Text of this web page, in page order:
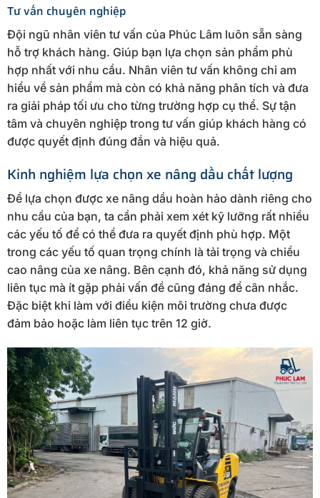
Tư vấn chuyên nghiệp
Đội ngũ nhân viên tư vấn của Phúc Lâm luôn sẵn sàng
hỗ trợ khách hàng. Giúp bạn lựa chọn sản phẩm phù
hợp nhất với nhu cầu. Nhân viên tư vấn không chỉ am
hiểu về sản phẩm mà còn có khả năng phân tích và đưa
ra giải pháp tối ưu cho từng trường hợp cụ thể. Sự tận
tâm và chuyên nghiệp trong tư vấn giúp khách hàng có
được quyết định đúng đắn và hiệu quả.
Kinh nghiệm lựa chọn xe nâng dầu chất lượng
Để lựa chọn được xe nâng dầu hoàn hảo dành riêng cho
nhu cầu của bạn, ta cần phải xem xét kỹ lưỡng rất nhiều
các yếu tố để có thể đưa ra quyết định phù hợp. Một
trong các yếu tố quan trọng chính là tải trọng và chiều
cao nâng của xe nâng. Bên cạnh đó, khả năng sử dụng
liên tục mà ít gặp phải vấn đề cũng đáng để cân nhắc.
Đặc biệt khi làm với điều kiện môi trường chưa được
đảm bảo hoặc làm liên tục trên 12 giờ.